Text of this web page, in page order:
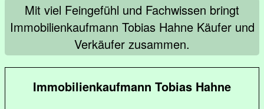
Mit viel Feingefühl und Fachwissen bringt
Immobilienkaufmann Tobias Hahne Käufer und
Verkäufer zusammen.
Immobilienkaufmann Tobias Hahne